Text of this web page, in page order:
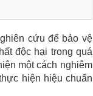
cứu để bảo vệ
độc hại trong quá
một cách nghiêm
hiện hiệu chuẩn